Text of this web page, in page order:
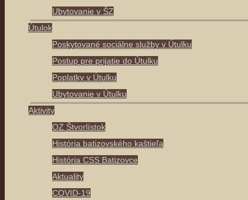
Ubytovanie v ŠZ
Útulok
Poskytované sociálne služby v Útulku
Postup pre prijatie do Útulku
Poplatky v Útulku
Ubytovanie v Útulku
Aktivity
OZ Štvorlístok
História batizovského kaštieľa
História CSS Batizovce
Aktuality
COVID-19